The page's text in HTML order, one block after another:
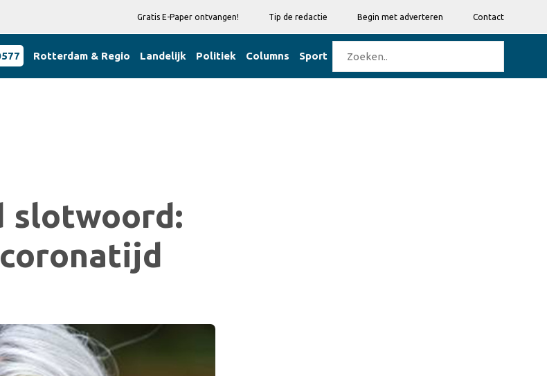
Gratis E-Paper ontvangen! Tip de redactie Begin met adverteren Contact
Rotterdam & Regio Landelijk Politiek Columns Sport
slotwoord: